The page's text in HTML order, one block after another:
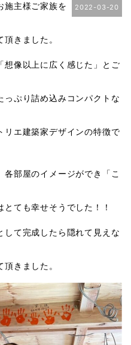
2022-03-20
施主様ご家族を
きました。
想像以上に広く感じた」とご
っぷり詰め込みコンパクトな
リエ建築家デザインの特徴で
部屋のイメージができ「こ
ても幸せそうでした！！
して完成したら隠れて見えな
きました。